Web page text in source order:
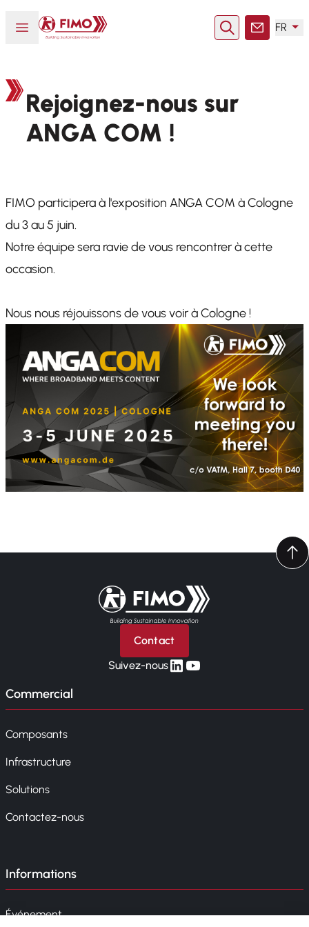
Ouvrir ou fermer le menu
Retour à l'accueil
Rechercher
Contact
FR
Rejoignez-nous sur
ANGA COM !
FIMO participera à l'exposition ANGA COM à Cologne
du 3 au 5 juin.
Notre équipe sera ravie de vous rencontrer à cette
occasion.
Nous nous réjouissons de vous voir à Cologne !
Retour à l'accueil
Contact
Suivez-nouslinkedin
yt
Commercial
Composants
Infrastructure
Solutions
Contactez-nous
Informations
Événement